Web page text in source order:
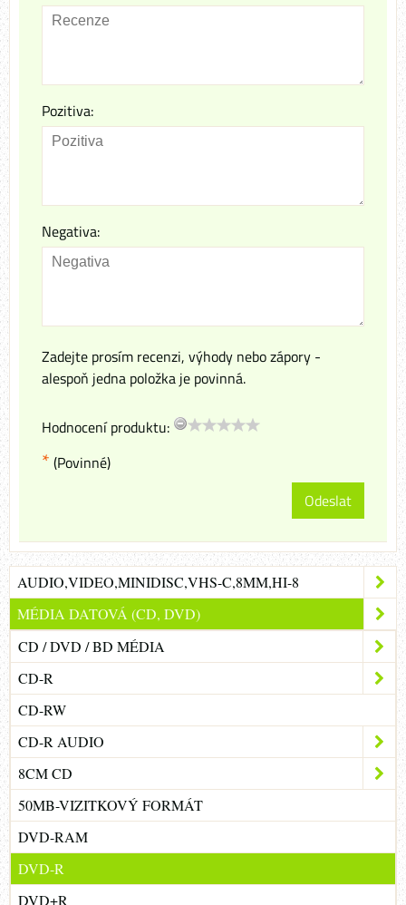
Pozitiva:
Negativa:
Zadejte prosím recenzi, výhody nebo zápory -
alespoň jedna položka je povinná.
Hodnocení produktu:
* (Povinné)
Odeslat
AUDIO,VIDEO,MINIDISC,VHS-C,8MM,HI-8
MÉDIA DATOVÁ (CD, DVD)
CD / DVD / BD MÉDIA
CD-R
CD-RW
CD-R AUDIO
8CM CD
50MB-VIZITKOVÝ FORMÁT
DVD-RAM
DVD-R
DVD+R